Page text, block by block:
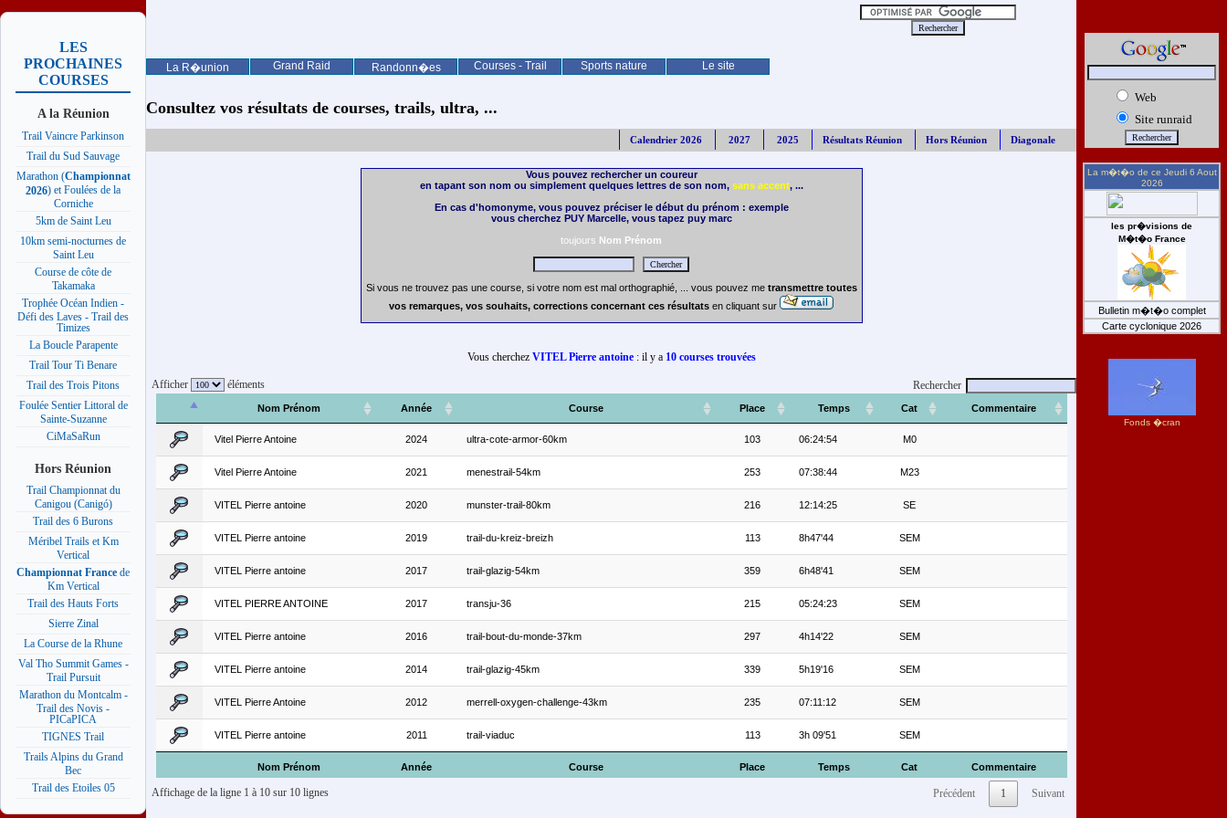
La R�union Grand Raid Randonn�es Courses - Trail Sports nature Le site
LES
PROCHAINES
COURSES
A la Réunion
Trail Vaincre Parkinson
Trail du Sud Sauvage
Marathon (Championnat
2026) et Foulées de la
Corniche
5km de Saint Leu
10km semi-nocturnes de
Saint Leu
Course de côte de
Takamaka
Trophée Océan Indien -
Défi des Laves - Trail des
Timizes
La Boucle Parapente
Trail Tour Ti Benare
Trail des Trois Pitons
Foulée Sentier Littoral de
Sainte-Suzanne
CiMaSaRun
Hors Réunion
Trail Championnat du
Canigou (Canigó)
Trail des 6 Burons
Méribel Trails et Km
Vertical
Championnat France de
Km Vertical
Trail des Hauts Forts
Sierre Zinal
La Course de la Rhune
Val Tho Summit Games -
Trail Pursuit
Marathon du Montcalm -
Trail des Novis -
PICaPICA
TIGNES Trail
Trails Alpins du Grand
Bec
Trail des Etoiles 05
Consultez vos résultats de courses, trails, ultra, ...
Calendrier 2026 2027 2025 Résultats Réunion Hors Réunion Diagonale
Vous pouvez rechercher un coureur
en tapant son nom ou simplement quelques lettres de son nom, sans accent, ...
En cas d'homonyme, vous pouvez préciser le début du prénom : exemple
vous cherchez PUY Marcelle, vous tapez puy marc
toujours Nom Prénom
Si vous ne trouvez pas une course, si votre nom est mal orthographié, ... vous pouvez me transmettre toutes
vos remarques, vos souhaits, corrections concernant ces résultats en cliquant sur
Vous cherchez VITEL Pierre antoine: il y a 10 courses trouvées
Afficher éléments Rechercher
Nom Prénom Année Course Place Temps Cat Commentaire
Nom Prénom Année Course Place Temps Cat Commentaire
Vitel Pierre Antoine 2024 ultra-cote-armor-60km 103 06:24:54 M0
Vitel Pierre Antoine 2021 menestrail-54km 253 07:38:44 M23
VITEL Pierre antoine 2020 munster-trail-80km 216 12:14:25 SE
VITEL Pierre antoine 2019 trail-du-kreiz-breizh 113 8h47'44 SEM
VITEL Pierre antoine 2017 trail-glazig-54km 359 6h48'41 SEM
VITEL PIERRE ANTOINE 2017 transju-36 215 05:24:23 SEM
VITEL Pierre antoine 2016 trail-bout-du-monde-37km 297 4h14'22 SEM
VITEL Pierre antoine 2014 trail-glazig-45km 339 5h19'16 SEM
VITEL Pierre Antoine 2012 merrell-oxygen-challenge-43km 235 07:11:12 SEM
VITEL Pierre antoine 2011 trail-viaduc 113 3h 09'51 SEM
Affichage de la ligne 1 à 10 sur 10 lignes Précédent 1 Suivant
Web
Site runraid
La m�t�o de ce Jeudi 6 Aout
2026
les pr�visions de
M�t�o France
Bulletin m�t�o complet
Carte cyclonique 2026
Fonds �cran